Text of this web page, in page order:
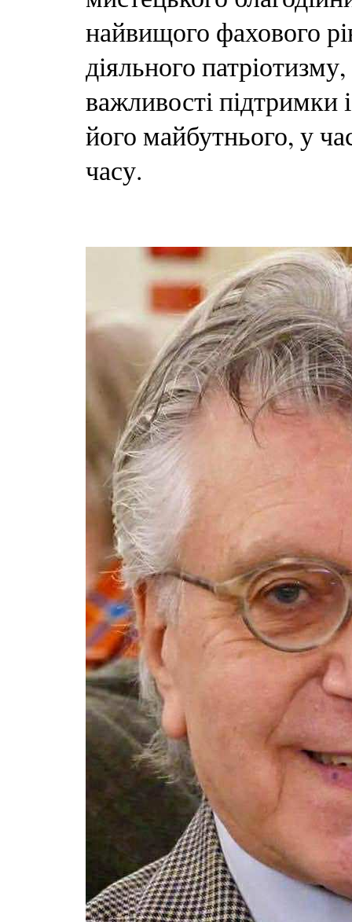
найвищого фахового
діяльного
важливості підтримки
його майбутнього, у
часу.